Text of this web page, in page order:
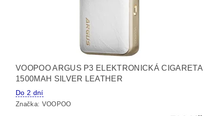
VOOPOO ARGUS P3 ELEKTRONICKÁ CIGARETA
1500MAH SILVER LEATHER
Do 2 dní
Značka: VOOPOO